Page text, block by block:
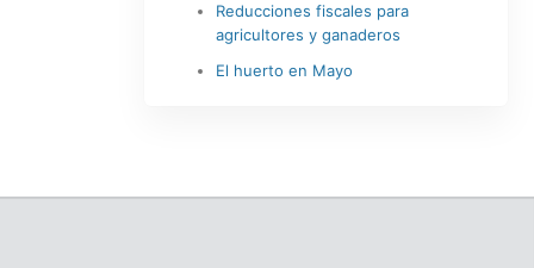
Reducciones fiscales para
agricultores y ganaderos
El huerto en Mayo